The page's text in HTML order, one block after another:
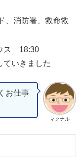
、消防署、救命救
ス 18:30
いきました
マクナル
お仕事